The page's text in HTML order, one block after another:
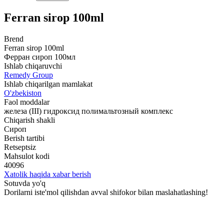
Ferran sirop 100ml
Brend
Ferran sirop 100ml
Ферран сироп 100мл
Ishlab chiqaruvchi
Remedy Group
Ishlab chiqarilgan mamlakat
O'zbekiston
Faol moddalar
железа (III) гидроксид полимальтозный комплекс
Chiqarish shakli
Сироп
Berish tartibi
Retseptsiz
Mahsulot kodi
40096
Xatolik haqida xabar berish
Sotuvda yo'q
Dorilarni iste'mol qilishdan avval shifokor bilan maslahatlashing!